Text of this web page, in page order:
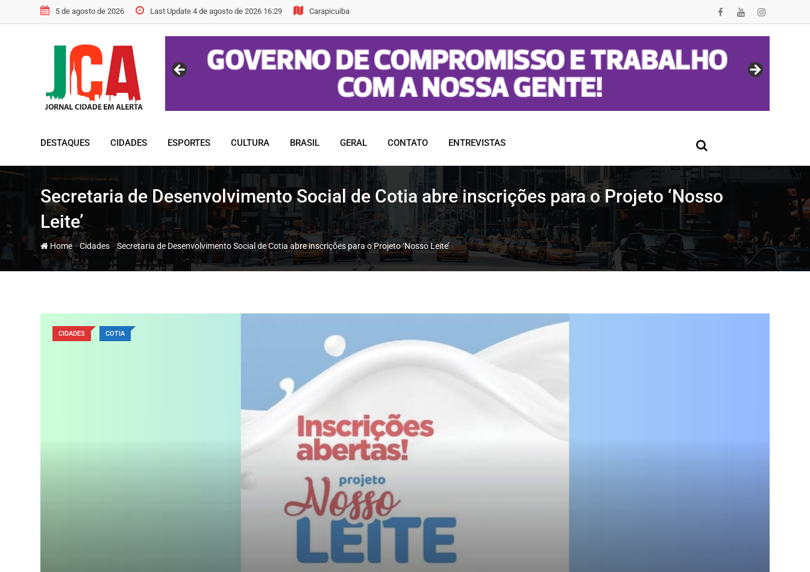
to
5 de agosto de 2026 Last Update 4 de agosto de 2026 16:29 Carapicuiba
DESTAQUES CIDADES ESPORTES CULTURA BRASIL GERAL CONTATO ENTREVISTAS
Secretaria de Desenvolvimento Social de Cotia abre inscrições para o Projeto ‘Nosso
Leite’
Home-Cidades -Secretaria de Desenvolvimento Social de Cotia abre inscrições para o Projeto ‘Nosso Leite’
CIDADES COTIA